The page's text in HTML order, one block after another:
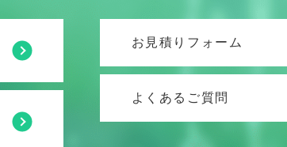
お見積りフォーム
よくあるご質問